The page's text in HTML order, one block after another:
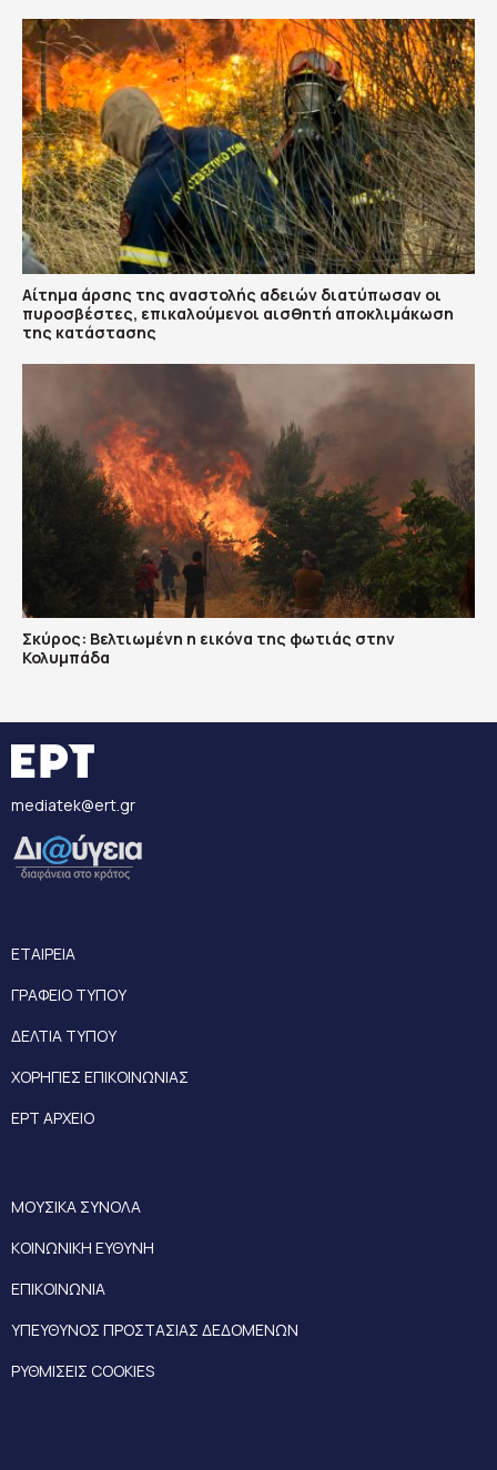
Αίτημα άρσης της αναστολής αδειών διατύπωσαν οι
πυροσβέστες, επικαλούμενοι αισθητή αποκλιμάκωση
της κατάστασης
Σκύρος: Βελτιωμένη η εικόνα της φωτιάς στην
Κολυμπάδα
mediatek@ert.gr
ΕΤΑΙΡΕΙΑ
ΓΡΑΦΕΙΟ ΤΥΠΟΥ
ΔΕΛΤΙΑ ΤΥΠΟΥ
ΧΟΡΗΓΙΕΣ ΕΠΙΚΟΙΝΩΝΙΑΣ
ΕΡΤ ΑΡΧΕΙΟ
ΜΟΥΣΙΚΑ ΣΥΝΟΛΑ
ΚΟΙΝΩΝΙΚΗ ΕΥΘΥΝΗ
ΕΠΙΚΟΙΝΩΝΙΑ
ΥΠΕΥΘΥΝΟΣ ΠΡΟΣΤΑΣΙΑΣ ΔΕΔΟΜΕΝΩΝ
ΡΥΘΜΙΣΕΙΣ COOKIES